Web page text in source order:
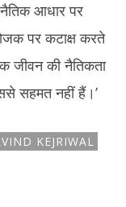
नैतिक आधार पर
पर कटाक्ष करते
जीवन की नैतिकता
सहमत नहीं हैं।’
KEJRIWAL